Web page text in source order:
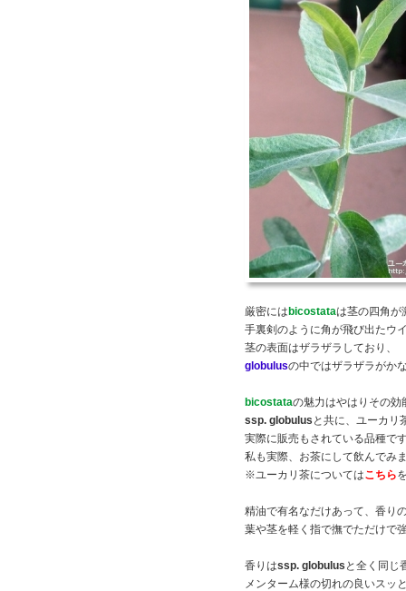
厳密には bicostataは茎の四角が
手裏剣のように角が飛び出たウ
茎の表面はザラザラしており、
globulusの中ではザラザラがか
bicostataの魅力はやはりその効
ssp. globulus と共に、ユーカリ
実際に販売もされている品種で
私も実際、お茶にして飲んでみ
※ユーカリ茶についてはこちら
精油で有名なだけあって、香り
葉や茎を軽く指で撫でただけで
香りはssp. globulus と全く同じ
メンターム様の切れの良いスッ